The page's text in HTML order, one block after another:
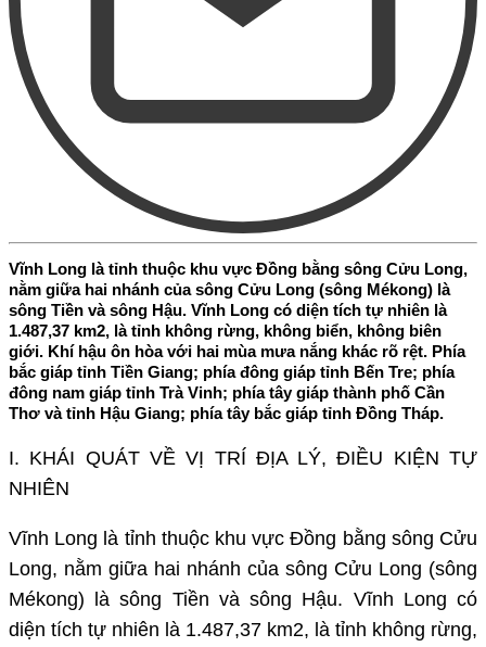
​​Vĩnh Long là tỉnh thuộc khu vực Đồng bằng sông Cửu Long,
nằm giữa hai nhánh của sông Cửu Long (sông Mékong) là
sông Tiền và sông Hậu. Vĩnh Long có diện tích tự nhiên là
1.487,37 km2, là tỉnh không rừng, không biển, không biên
giới. Khí hậu ôn hòa với hai mùa mưa nắng khác rõ rệt. Phía
bắc giáp tỉnh Tiền Giang; phía đông giáp tỉnh Bến Tre; phía
đông nam giáp tỉnh Trà Vinh; phía tây giáp thành phố Cần
Thơ và tỉnh Hậu Giang; phía tây bắc giáp tỉnh Đồng Tháp.
I. KHÁI QUÁT VỀ VỊ TRÍ ĐỊA LÝ, ĐIỀU KIỆN TỰ
NHIÊN
Vĩnh Long là tỉnh thuộc khu vực Đồng bằng sông Cửu
Long, nằm giữa hai nhánh của sông Cửu Long (sông
Mékong) là sông Tiền và sông Hậu. Vĩnh Long có
diện tích tự nhiên là 1.487,37 km2, là tỉnh không rừng,